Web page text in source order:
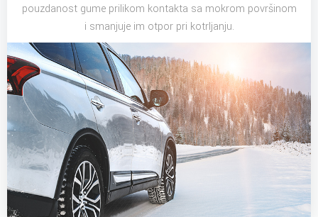
pouzdanost gume prilikom kontakta sa mokrom površinom
i smanjuje im otpor pri kotrljanju.